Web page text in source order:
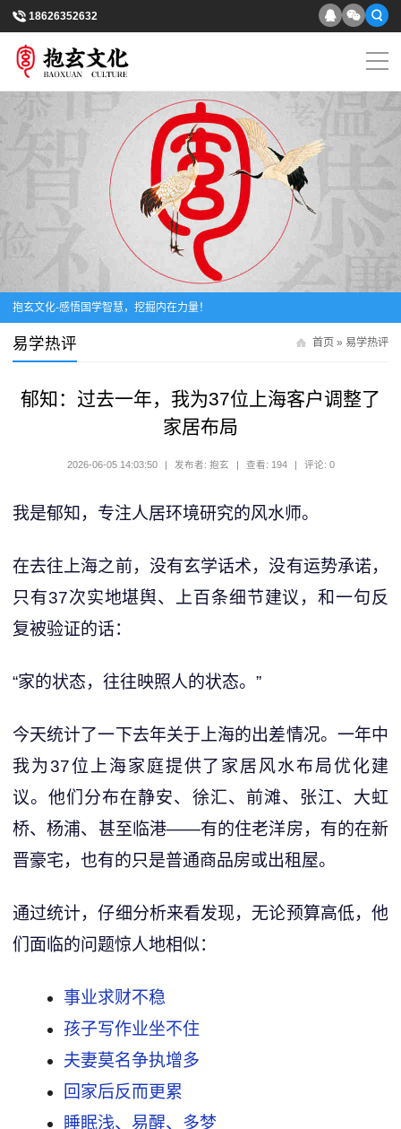
18626352632
抱玄文化-感悟国学智慧，挖掘内在力量！
首页 » 易学热评
易学热评
郁知：过去一年，我为37位上海客户调整了
家居布局
2026-06-05 14:03:50 | 发布者: 抱玄 | 查看: 194 | 评论: 0
我是郁知，专注人居环境研究的风水师。
在去往上海之前，没有玄学话术，没有运势承诺，
只有37次实地堪舆、上百条细节建议，和一句反
复被验证的话：
“家的状态，往往映照人的状态。”
今天统计了一下去年关于上海的出差情况。一年中
我为37位上海家庭提供了家居风水布局优化建
议。他们分布在静安、徐汇、前滩、张江、大虹
桥、杨浦、甚至临港——有的住老洋房，有的在新
晋豪宅，也有的只是普通商品房或出租屋。
通过统计，仔细分析来看发现，无论预算高低，他
们面临的问题惊人地相似：
事业求财不稳
孩子写作业坐不住
夫妻莫名争执增多
回家后反而更累
睡眠浅、易醒、多梦